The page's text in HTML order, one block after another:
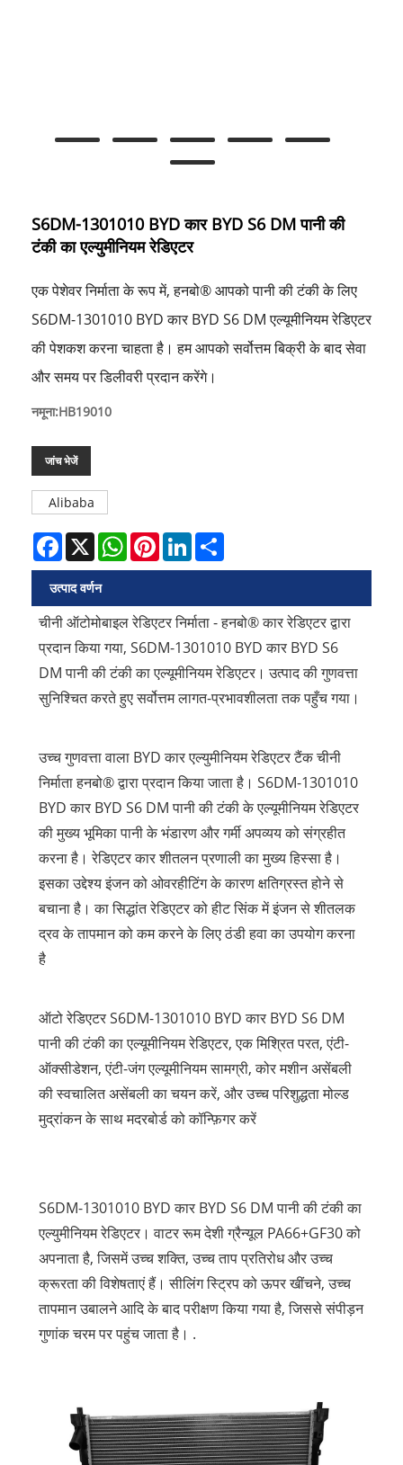
S6DM-1301010 BYD कार BYD S6 DM पानी की
टंकी का एल्युमीनियम रेडिएटर
एक पेशेवर निर्माता के रूप में, हनबो® आपको पानी की टंकी के लिए
S6DM-1301010 BYD कार BYD S6 DM एल्यूमीनियम रेडिएटर
की पेशकश करना चाहता है। हम आपको सर्वोत्तम बिक्री के बाद सेवा
और समय पर डिलीवरी प्रदान करेंगे।
नमूना:HB19010
जांच भेजें
Alibaba
Facebook
X WhatsAppPinterestLinkedIn
उत्पाद वर्णन
चीनी ऑटोमोबाइल रेडिएटर निर्माता - हनबो® कार रेडिएटर द्वारा
प्रदान किया गया, S6DM-1301010 BYD कार BYD S6
DM पानी की टंकी का एल्यूमीनियम रेडिएटर। उत्पाद की गुणवत्ता
सुनिश्चित करते हुए सर्वोत्तम लागत-प्रभावशीलता तक पहुँच गया।
उच्च गुणवत्ता वाला BYD कार एल्युमीनियम रेडिएटर टैंक चीनी
निर्माता हनबो® द्वारा प्रदान किया जाता है। S6DM-1301010
BYD कार BYD S6 DM पानी की टंकी के एल्यूमीनियम रेडिएटर
की मुख्य भूमिका पानी के भंडारण और गर्मी अपव्यय को संग्रहीत
करना है। रेडिएटर कार शीतलन प्रणाली का मुख्य हिस्सा है।
इसका उद्देश्य इंजन को ओवरहीटिंग के कारण क्षतिग्रस्त होने से
बचाना है। का सिद्धांत रेडिएटर को हीट सिंक में इंजन से शीतलक
द्रव के तापमान को कम करने के लिए ठंडी हवा का उपयोग करना
है
ऑटो रेडिएटर S6DM-1301010 BYD कार BYD S6 DM
पानी की टंकी का एल्यूमीनियम रेडिएटर, एक मिश्रित परत, एंटी-
ऑक्सीडेशन, एंटी-जंग एल्यूमीनियम सामग्री, कोर मशीन असेंबली
की स्वचालित असेंबली का चयन करें, और उच्च परिशुद्धता मोल्ड
मुद्रांकन के साथ मदरबोर्ड को कॉन्फ़िगर करें
S6DM-1301010 BYD कार BYD S6 DM पानी की टंकी का
एल्युमीनियम रेडिएटर। वाटर रूम देशी ग्रैन्यूल PA66+GF30 को
अपनाता है, जिसमें उच्च शक्ति, उच्च ताप प्रतिरोध और उच्च
क्रूरता की विशेषताएं हैं। सीलिंग स्ट्रिप को ऊपर खींचने, उच्च
तापमान उबालने आदि के बाद परीक्षण किया गया है, जिससे संपीड़न
गुणांक चरम पर पहुंच जाता है। .